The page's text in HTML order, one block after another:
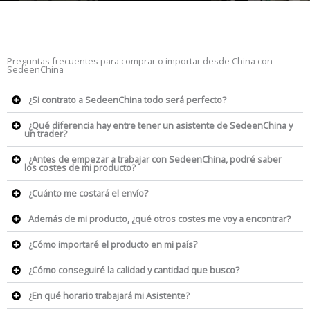
Preguntas frecuentes para comprar o importar desde China con
SedeenChina
¿Si contrato a SedeenChina todo será perfecto?
¿Qué diferencia hay entre tener un asistente de SedeenChina y
un trader?
¿Antes de empezar a trabajar con SedeenChina, podré saber
los costes de mi producto?
¿Cuánto me costará el envío?
Además de mi producto, ¿qué otros costes me voy a encontrar?
¿Cómo importaré el producto en mi país?
¿Cómo conseguiré la calidad y cantidad que busco?
¿En qué horario trabajará mi Asistente?